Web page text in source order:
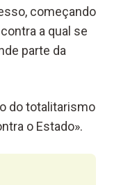
começando
a qual se
parte da
do totalitarismo
o Estado».